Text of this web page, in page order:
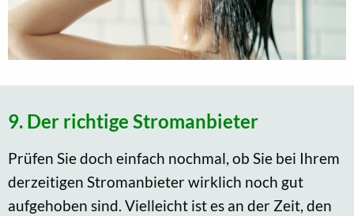
9. Der richtige Stromanbieter
Prüfen Sie doch einfach nochmal, ob Sie bei Ihrem
derzeitigen Stromanbieter wirklich noch gut
aufgehoben sind. Vielleicht ist es an der Zeit, den